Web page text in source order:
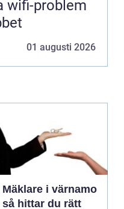
wifi-problem
01 augusti 2026
Mäklare i värnamo
så hittar du rätt